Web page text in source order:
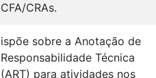
CFA/CRAs.
ispõe sobre a Anotação de
Responsabilidade Técnica
(ART) para atividades nos